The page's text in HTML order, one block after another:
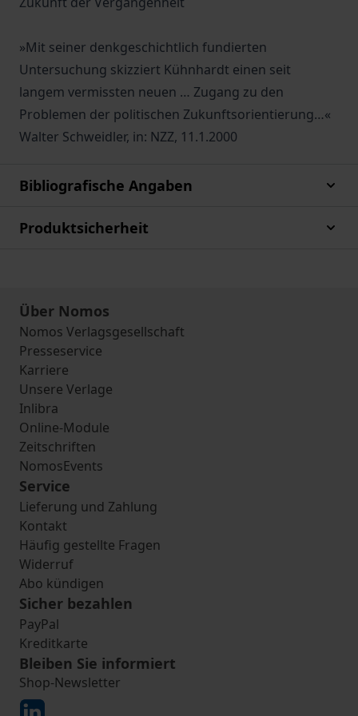
»Mit seiner denkgeschichtlich fundierten
Untersuchung skizziert Kühnhardt einen seit
langem vermissten neuen … Zugang zu den
Problemen der politischen Zukunftsorientierung…«
Walter Schweidler, in: NZZ, 11.1.2000
Bibliografische Angaben
Produktsicherheit
Über Nomos
Nomos Verlagsgesellschaft
Presseservice
Karriere
Unsere Verlage
Inlibra
Online-Module
Zeitschriften
NomosEvents
Service
Lieferung und Zahlung
Kontakt
Häufig gestellte Fragen
Widerruf
Abo kündigen
Sicher bezahlen
PayPal
Kreditkarte
Bleiben Sie informiert
Shop-Newsletter